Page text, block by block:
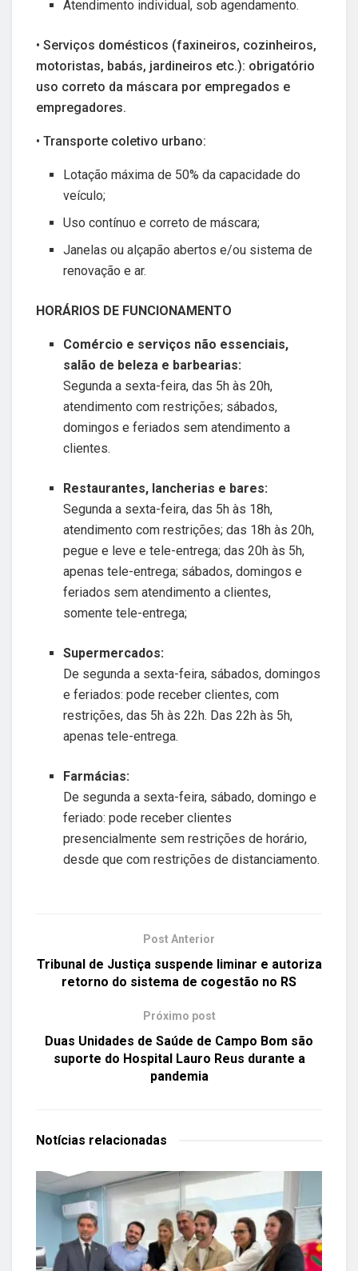
Atendimento individual, sob agendamento.
• Serviços domésticos (faxineiros, cozinheiros,
motoristas, babás, jardineiros etc.): obrigatório
uso correto da máscara por empregados e
empregadores.
• Transporte coletivo urbano:
Lotação máxima de 50% da capacidade do
veículo;
Uso contínuo e correto de máscara;
Janelas ou alçapão abertos e/ou sistema de
renovação e ar.
HORÁRIOS DE FUNCIONAMENTO
Comércio e serviços não essenciais,
salão de beleza e barbearias:
Segunda a sexta-feira, das 5h às 20h,
atendimento com restrições; sábados,
domingos e feriados sem atendimento a
clientes.
Restaurantes, lancherias e bares:
Segunda a sexta-feira, das 5h às 18h,
atendimento com restrições; das 18h às 20h,
pegue e leve e tele-entrega; das 20h às 5h,
apenas tele-entrega; sábados, domingos e
feriados sem atendimento a clientes,
somente tele-entrega;
Supermercados:
De segunda a sexta-feira, sábados, domingos
e feriados: pode receber clientes, com
restrições, das 5h às 22h. Das 22h às 5h,
apenas tele-entrega.
Farmácias:
De segunda a sexta-feira, sábado, domingo e
feriado: pode receber clientes
presencialmente sem restrições de horário,
desde que com restrições de distanciamento.
Post Anterior
Tribunal de Justiça suspende liminar e autoriza
retorno do sistema de cogestão no RS
Próximo post
Duas Unidades de Saúde de Campo Bom são
suporte do Hospital Lauro Reus durante a
pandemia
Notícias relacionadas